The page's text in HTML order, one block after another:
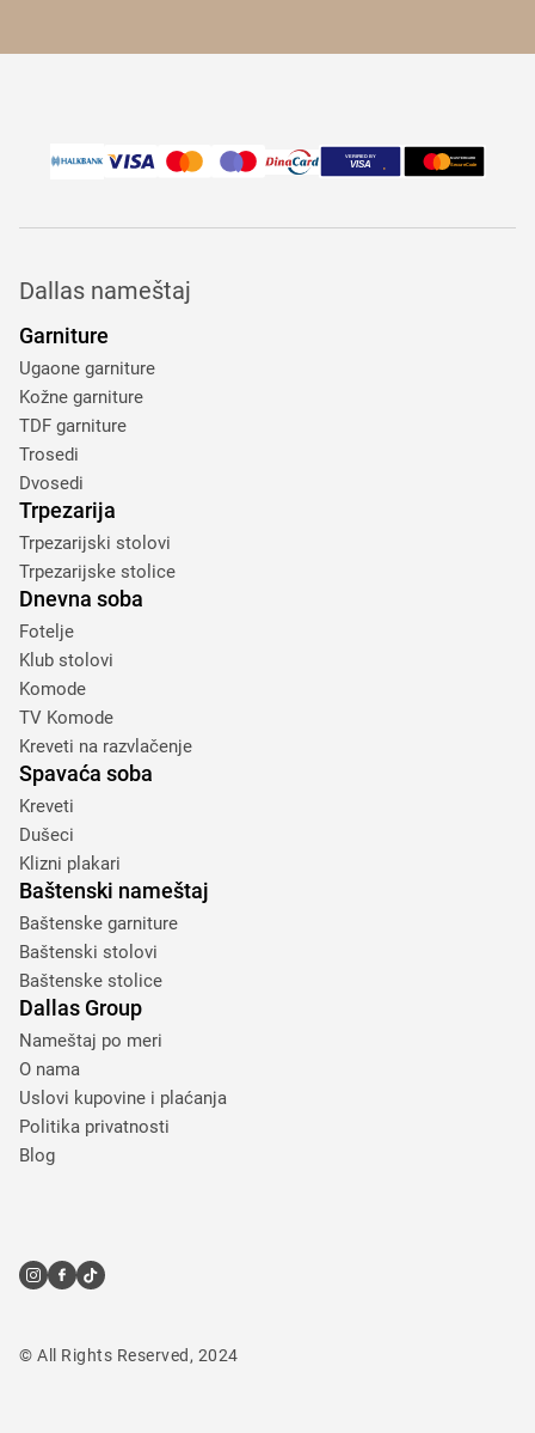
Dallas nameštaj
Garniture
Ugaone garniture
Kožne garniture
TDF garniture
Trosedi
Dvosedi
Trpezarija
Trpezarijski stolovi
Trpezarijske stolice
Dnevna soba
Fotelje
Klub stolovi
Komode
TV Komode
Kreveti na razvlačenje
Spavaća soba
Kreveti
Dušeci
Klizni plakari
Baštenski nameštaj
Baštenske garniture
Baštenski stolovi
Baštenske stolice
Dallas Group
Nameštaj po meri
O nama
Uslovi kupovine i plaćanja
Politika privatnosti
Blog
© All Rights Reserved, 2024